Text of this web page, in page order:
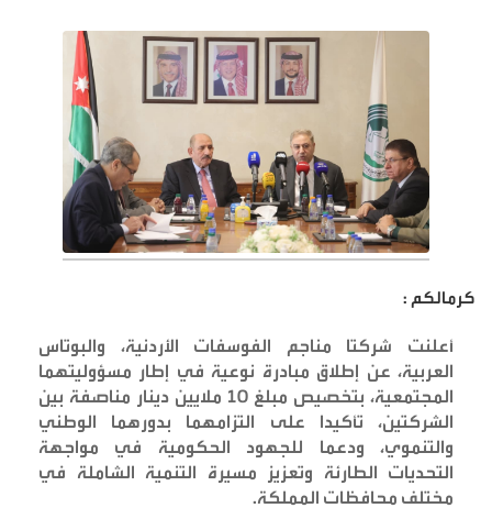
كرمالكم :
أعلنت شركتا مناجم الفوسفات الأردنية، والبوتاس
العربية، عن إطلاق مبادرة نوعية في إطار مسؤوليتهما
المجتمعية، بتخصيص مبلغ 10 ملايين دينار مناصفة بين
الشركتين، تأكيدا على التزامهما بدورهما الوطني
والتنموي، ودعما للجهود الحكومية في مواجهة
التحديات الطارئة وتعزيز مسيرة التنمية الشاملة في
مختلف محافظات المملكة.